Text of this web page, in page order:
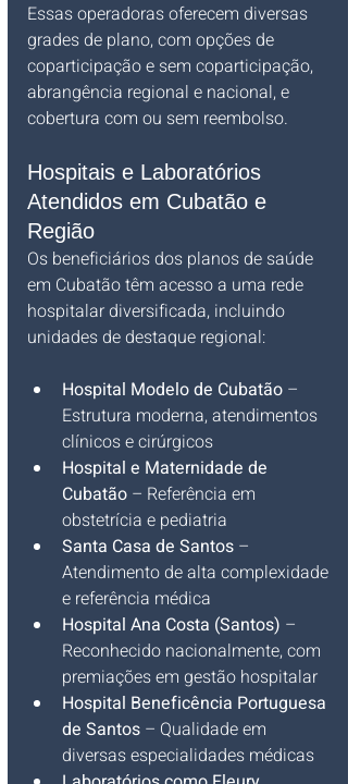
Essas operadoras oferecem diversas
grades de plano, com opções de
coparticipação e sem coparticipação,
abrangência regional e nacional, e
cobertura com ou sem reembolso.
Hospitais e Laboratórios
Atendidos em Cubatão e
Região
Os beneficiários dos planos de saúde
em Cubatão têm acesso a uma rede
hospitalar diversificada, incluindo
unidades de destaque regional:
Hospital Modelo de Cubatão –
Estrutura moderna, atendimentos
clínicos e cirúrgicos
Hospital e Maternidade de
Cubatão – Referência em
obstetrícia e pediatria
Santa Casa de Santos –
Atendimento de alta complexidade
e referência médica
Hospital Ana Costa (Santos) –
Reconhecido nacionalmente, com
premiações em gestão hospitalar
Hospital Beneficência Portuguesa
de Santos – Qualidade em
diversas especialidades médicas